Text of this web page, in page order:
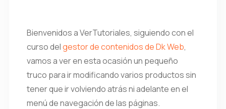
Bienvenidos a VerTutoriales, siguiendo con el
curso delgestor de contenidos de Dk Web,
vamos a ver en esta ocasión un pequeño
truco para ir modificando varios productos sin
tener que ir volviendo atrás ni adelante en el
menú de navegación de las páginas.